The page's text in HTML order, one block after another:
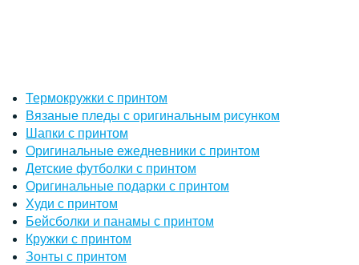
Термокружки с принтом
Вязаные пледы с оригинальным рисунком
Шапки с принтом
Оригинальные ежедневники с принтом
Детские футболки с принтом
Оригинальные подарки с принтом
Худи с принтом
Бейсболки и панамы с принтом
Кружки с принтом
Зонты с принтом